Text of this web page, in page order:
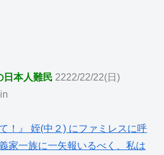
日本人難民 2222/22/22(日)
！』 姪(中２) にファミレスに呼
家一族に一矢報いるべく、私は